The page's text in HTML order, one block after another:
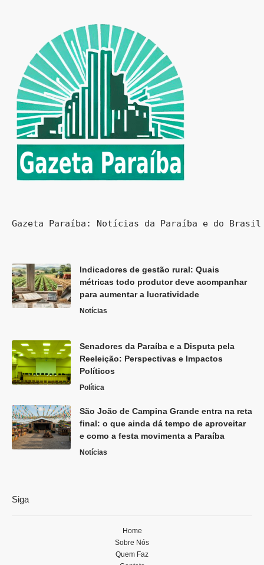
Gazeta Paraíba: Notícias da Paraíba e do
Indicadores de gestão rural: Quais
métricas todo produtor deve acompanhar
para aumentar a lucratividade
Notícias
Senadores da Paraíba e a Disputa pela
Reeleição: Perspectivas e Impactos
Políticos
Política
São João de Campina Grande entra na reta
final: o que ainda dá tempo de aproveitar
e como a festa movimenta a Paraíba
Notícias
Siga
Home
Sobre Nós
Quem Faz